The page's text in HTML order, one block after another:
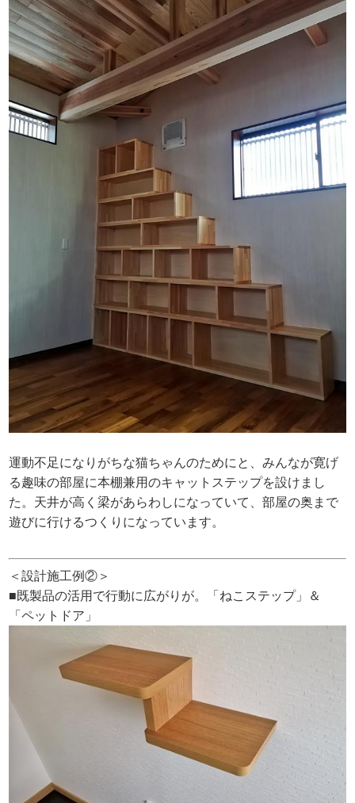
運動不足になりがちな猫ちゃんのためにと、みんなが寛げ
る趣味の部屋に本棚兼用のキャットステップを設けまし
た。天井が高く梁があらわしになっていて、部屋の奥まで
遊びに行けるつくりになっています。
＜設計施工例②＞
■既製品の活用で行動に広がりが。「ねこステップ」＆
「ペットドア」